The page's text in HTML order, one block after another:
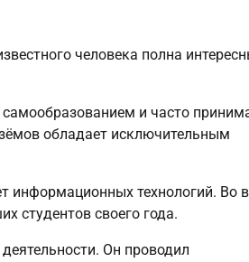
человека полна
и часто
обладает исключительным
информационных технологий. Во
студентов своего года.
Он проводил